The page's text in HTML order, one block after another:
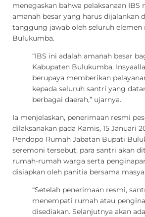
menegaskan bahwa pelaksanaan IBS
amanah besar yang harus dijalankan
tanggung jawab oleh seluruh elemen
Bulukumba.
“IBS ini adalah amanah besar
Kabupaten Bulukumba.
berupaya memberikan
kepada seluruh santri yang
berbagai daerah,” ujarnya.
Ia menjelaskan, penerimaan resmi
dilaksanakan pada Kamis, 15 Januari
Pendopo Rumah Jabatan Bupati
seremoni tersebut, para santri akan
rumah-rumah warga serta
disiapkan oleh panitia bersama
“Setelah penerimaan resmi,
menempati rumah atau
disediakan. Selanjutnya akan